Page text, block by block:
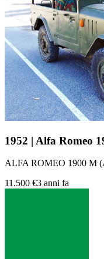
1952 | Alfa Romeo
ALFA ROMEO 1900 M
11.500 €3 anni fa